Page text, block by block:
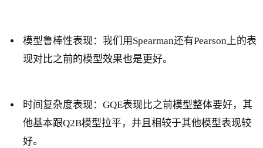
模型鲁棒性表现：我们用Spearman还有Pearson上的表
现对比之前的模型效果也是更好。
时间复杂度表现：GQE表现比之前模型整体要好，其
他基本跟Q2B模型拉平，并且相较于其他模型表现较
好。